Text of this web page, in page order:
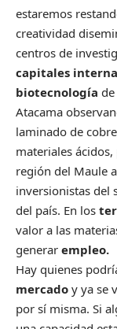
estaremos
creatividad
centros de
capitales
biotecnología
Atacama
laminado de
materiales
región del Maule
inversionistas del
del país. En los
valor a las
generar empleo.
Hay quienes
mercado y ya se
por sí misma. Si